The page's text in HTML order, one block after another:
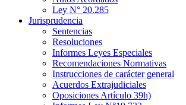
Ley N° 20.285
Jurisprudencia
Sentencias
Resoluciones
Informes Leyes Especiales
Recomendaciones Normativas
Instrucciones de carácter general
Acuerdos Extrajudiciales
Oposiciones Artículo 39h)